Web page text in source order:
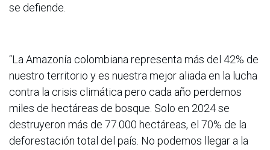
se defiende.
“La Amazonía colombiana representa más del 42% de
nuestro territorio y es nuestra mejor aliada en la lucha
contra la crisis climática pero cada año perdemos
miles de hectáreas de bosque. Solo en 2024 se
destruyeron más de 77.000 hectáreas, el 70% de la
deforestación total del país. No podemos llegar a la